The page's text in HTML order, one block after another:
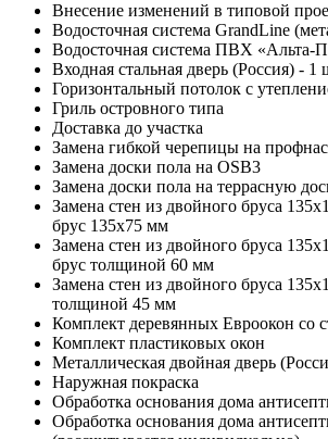
Внесение изменений в типовой
Водосточная система GrandLine
Водосточная система ПВХ «Альта-
Входная стальная дверь (Россия) - 1
Горизонтальный потолок с
Гриль островного типа
Доставка до участка
Замена гибкой черепицы на
Замена доски пола на OSB3
Замена доски пола на террасную
Замена стен из двойного бруса
брус 135х75 мм
Замена стен из двойного бруса
брус толщиной 60 мм
Замена стен из двойного бруса
толщиной 45 мм
Комплект деревянных Евроокон со
Комплект пластиковых окон
Металлическая двойная дверь
Наружная покраска
Обработка основания дома
Обработка основания дома